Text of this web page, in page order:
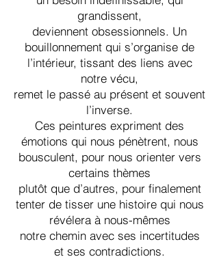
grandissent,
deviennent obsessionnels. Un
bouillonnement qui s’organise de
l’intérieur, tissant des liens avec
notre vécu,
remet le passé au présent et souvent
l’inverse.
Ces peintures expriment des
émotions qui nous pénètrent, nous
bousculent, pour nous orienter vers
certains thèmes
plutôt que d’autres, pour finalement
tenter de tisser une histoire qui nous
révélera à nous-mêmes
notre chemin avec ses incertitudes
et ses contradictions.